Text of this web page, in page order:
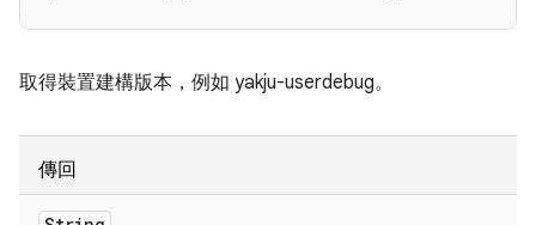
取得裝置建構版本，例如 yakju-userdebug。
傳回